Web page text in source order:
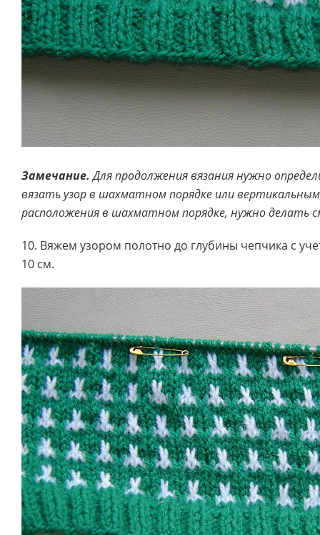
Замечание. Для продолжения вязания нужно
вязать узор в шахматном порядке или
расположения в шахматном порядке, нужно делать
10. Вяжем узором полотно до глубины чепчика с
10 см.